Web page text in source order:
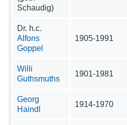
Schaudig)
Dr. h.c.
Alfons
Goppel
1905-1991
Willi
Guthsmuths
1901-1981
Georg
Haindl
1914-1970